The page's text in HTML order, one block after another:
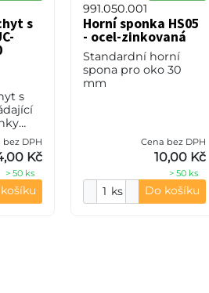
s
s
dílu
bez DPH
Kč
> 50 ks
991.050.001
Horní sponka HS05
- ocel-zinkovaná
Standardní horní
spona pro oko 30
mm
Cena bez DPH
10,00 Kč
> 50 ks
ks Do košíku